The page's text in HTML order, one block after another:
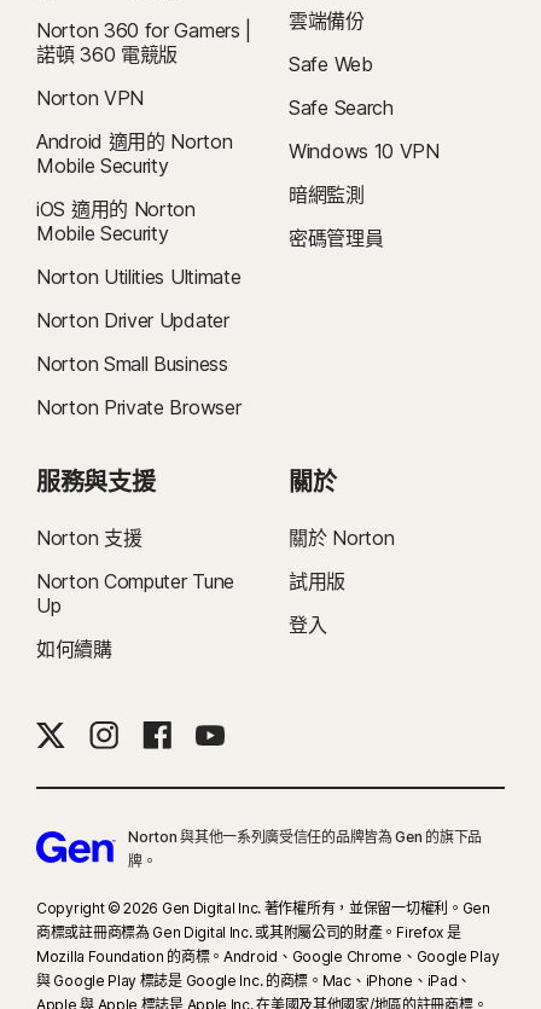
SafeCam 功能僅適用於 Windows (不包括在 S 模式的 Windows、在 ARM 處
理器上執行的 Windows)。
位置監督功能不適用於所有國家/地區。按一下「 」此處，了解更多詳細資訊。
孩子的裝置必須安裝 Norton Family 應用程式並維持開機狀態，才能執行此功
能。
2021 年 Norton LifeLock 網路安全洞察報告：全球結果
如要在 Windows 上使用視訊監督，需安裝瀏覽器擴充功能，iOS 和 Android
則需使用應用程式內的 Norton 瀏覽器。它能監控在 YouTube.com (但不包含嵌
的影片。無法與 YouTube 或 Hulu 應用程式一起使用。
準)，此文件為 Gen 於 2023 年 11 月委託 PassMark Software 對其他八種領先
VPN 產品進行測試的結果報告。
必須使用全螢幕模式，方可抑制多數 Windows 警示。
自動深度偽造防護僅適用於支援社群媒體/影片平台上的英文版影片；如使用其
他平台，需要手動執行掃描。需要 Windows 11 (含) 以上版本及受支援的瀏覽
RAM)。在只具備 4 核心 CPU 與 8 GB RAM 的非 AI 個人電腦上，僅限手動執行
Norton Genie AI 助理的深度偽造防護目前提供搶先體驗，且僅支援英文版
Norton Safe Search 不會為贊助的連結提供安全評等，也不會從搜尋結果中篩
選出可能具有安全疑慮的贊助連結。部分瀏覽器無法使用。
Norton 360 for Gamers |
諾頓 360 電競版
Norton VPN
Android 適用的 Norton
Mobile Security
iOS 適用的 Norton
Mobile Security
Norton Utilities Ultimate
Norton Driver Updater
Norton Small Business
Norton Private Browser
雲端備份
Safe Web
Safe Search
Windows 10 VPN
暗網監測
密碼管理員
服務與支援
Norton 支援
Norton Computer Tune
Up
如何續購
關於
關於 Norton
試用版
登入
Norton 與其他一系列廣受信任的品牌皆為 Gen 的旗下品
牌。
Copyright © 2026 Gen Digital Inc. 著作權所有，並保留一切權利。Gen
商標或註冊商標為 Gen Digital Inc. 或其附屬公司的財產。Firefox 是
Mozilla Foundation 的商標。Android、Google Chrome、Google Play
與 Google Play 標誌是 Google Inc. 的商標。Mac、iPhone、iPad、
Apple 與 Apple 標誌是 Apple Inc. 在美國及其他國家/地區的註冊商標。